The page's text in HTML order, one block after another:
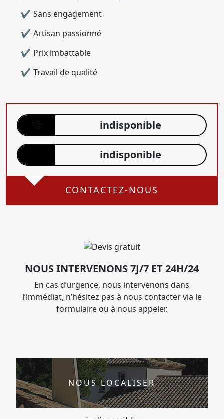
Sans engagement
Artisan passionné
Prix imbattable
Travail de qualité
indisponible
indisponible
CONTACTEZ-NOUS
NOUS INTERVENONS 7J/7 ET 24H/24
En cas d’urgence, nous intervenons dans
l’immédiat, n’hésitez pas à nous contacter via le
formulaire ou à nous appeler.
NOUS LOCALISER